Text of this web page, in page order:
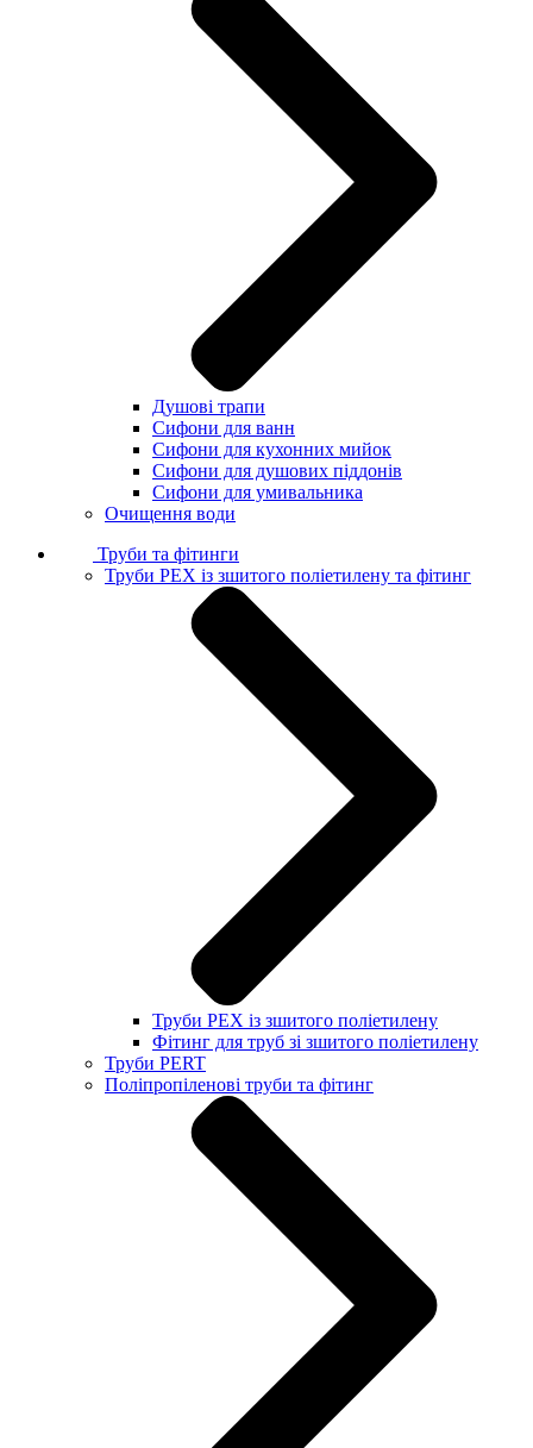
Душові трапи
Сифони для ванн
Сифони для кухонних мийок
Сифони для душових піддонів
Сифони для умивальника
Очищення води
Труби та фітинги
Труби PEX із зшитого поліетилену та фітинг
Труби PEX із зшитого поліетилену
Фітинг для труб зі зшитого поліетилену
Труби PERT
Поліпропіленові труби та фітинг